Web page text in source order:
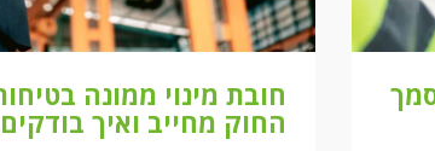
חובת מינוי ממונה
החוק מחייב ואיך בודקים